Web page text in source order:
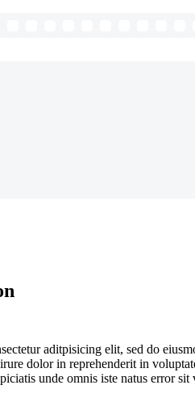
aditpisicing elit, sed do
dolor in reprehenderit in
unde omnis iste natus error